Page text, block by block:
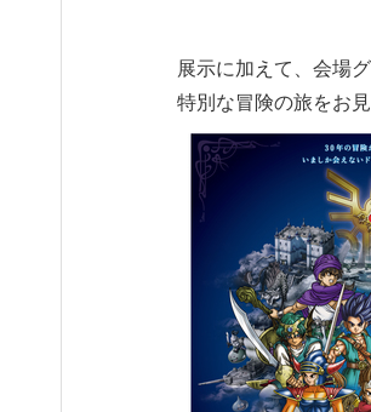
展示に加えて、会場
特別な冒険の旅をお